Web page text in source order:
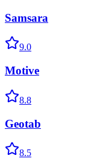
Samsara
9.0
Motive
8.8
Geotab
8.5